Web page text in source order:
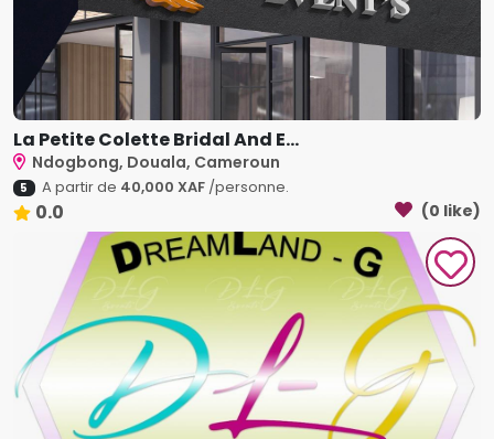
La Petite Colette Bridal And E...
Ndogbong, Douala, Cameroun
5 A partir de 40,000 XAF/personne.
0.0 (0 like)